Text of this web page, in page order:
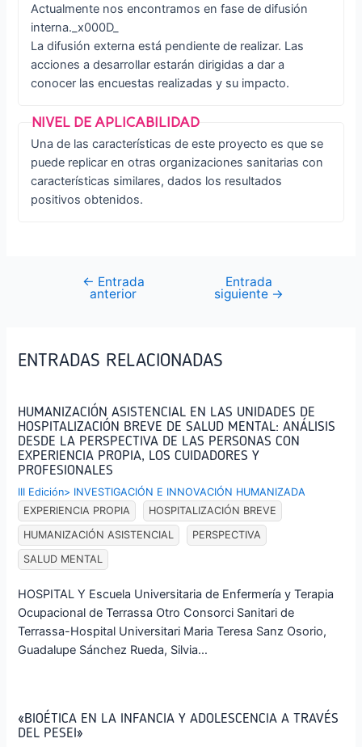
Actualmente nos encontramos en fase de difusión
interna._x000D_
La difusión externa está pendiente de realizar. Las
acciones a desarrollar estarán dirigidas a dar a
conocer las encuestas realizadas y su impacto.
Una de las características de este proyecto es que se
puede replicar en otras organizaciones sanitarias con
características similares, dados los resultados
positivos obtenidos.
Navegación
← Entrada
anterior
Entrada
siguiente →
ENTRADAS RELACIONADAS
HUMANIZACIÓN ASISTENCIAL EN LAS UNIDADES DE
HOSPITALIZACIÓN BREVE DE SALUD MENTAL: ANÁLISIS
DESDE LA PERSPECTIVA DE LAS PERSONAS CON
EXPERIENCIA PROPIA, LOS CUIDADORES Y
PROFESIONALES
III Edición> INVESTIGACIÓN E INNOVACIÓN HUMANIZADA
EXPERIENCIA PROPIA
HOSPITALIZACIÓN BREVE
HUMANIZACIÓN ASISTENCIAL
PERSPECTIVA
SALUD MENTAL
HOSPITAL Y Escuela Universitaria de Enfermería y Terapia
Ocupacional de Terrassa Otro Consorci Sanitari de
Terrassa-Hospital Universitari Maria Teresa Sanz Osorio,
Guadalupe Sánchez Rueda, Silvia…
«BIOÉTICA EN LA INFANCIA Y ADOLESCENCIA A TRAVÉS
DEL PESEI»